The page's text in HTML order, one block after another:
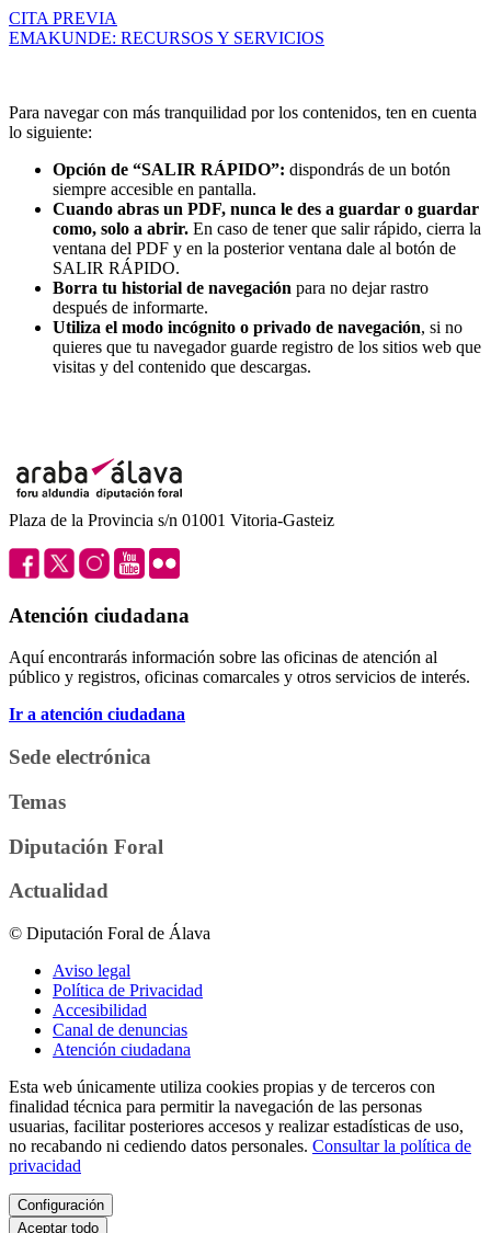
CITA PREVIA
EMAKUNDE: RECURSOS Y SERVICIOS
Para navegar con más tranquilidad por los contenidos, ten en cuenta
lo siguiente:
Opción de “SALIR RÁPIDO”: dispondrás de un botón
siempre accesible en pantalla.
Cuando abras un PDF, nunca le des a guardar o guardar
como, solo a abrir. En caso de tener que salir rápido, cierra la
ventana del PDF y en la posterior ventana dale al botón de
SALIR RÁPIDO.
Borra tu historial de navegación para no dejar rastro
después de informarte.
Utiliza el modo incógnito o privado de navegación, si no
quieres que tu navegador guarde registro de los sitios web que
visitas y del contenido que descargas.
Plaza de la Provincia s/n 01001 Vitoria-Gasteiz
Atención ciudadana
Aquí encontrarás información sobre las oficinas de atención al
público y registros, oficinas comarcales y otros servicios de interés.
Ir a atención ciudadana
Sede electrónica
Temas
Diputación Foral
Actualidad
© Diputación Foral de Álava
Aviso legal
Política de Privacidad
Accesibilidad
Canal de denuncias
Atención ciudadana
Esta web únicamente utiliza cookies propias y de terceros con
finalidad técnica para permitir la navegación de las personas
usuarias, facilitar posteriores accesos y realizar estadísticas de uso,
no recabando ni cediendo datos personales. Consultar la política de
privacidad
Configuración
Aceptar todo